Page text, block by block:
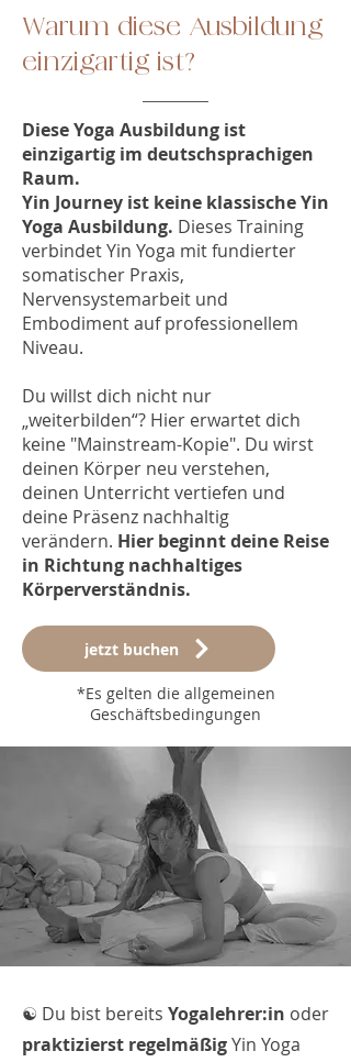
Warum diese Ausbildung
einzigartig ist?
Diese Yoga Ausbildung ist
einzigartig im deutschsprachigen
Raum.
Yin Journey ist keine klassische Yin
Yoga Ausbildung. Dieses Training
verbindet Yin Yoga mit fundierter
somatischer Praxis,
Nervensystemarbeit und
Embodiment auf professionellem
Niveau.
Du willst dich nicht nur
„weiterbilden“? Hier erwartet dich
keine "Mainstream-Kopie". Du wirst
deinen Körper neu verstehen,
deinen Unterricht vertiefen und
deine Präsenz nachhaltig
verändern. Hier beginnt deine Reise
in Richtung nachhaltiges
Körperverständnis.
jetzt buchen
*Es gelten die allgemeinen
Geschäftsbedingungen
☯︎ Du bist bereits Yogalehrer:in oder
praktizierst regelmäßigYin Yoga